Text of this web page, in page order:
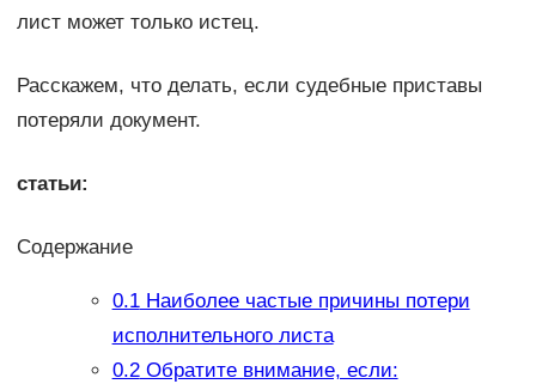
лист может только истец.
Расскажем, что делать, если судебные приставы
потеряли документ.
статьи:
Содержание
0.1Наиболее частые причины потери
исполнительного листа
0.2Обратите внимание, если: